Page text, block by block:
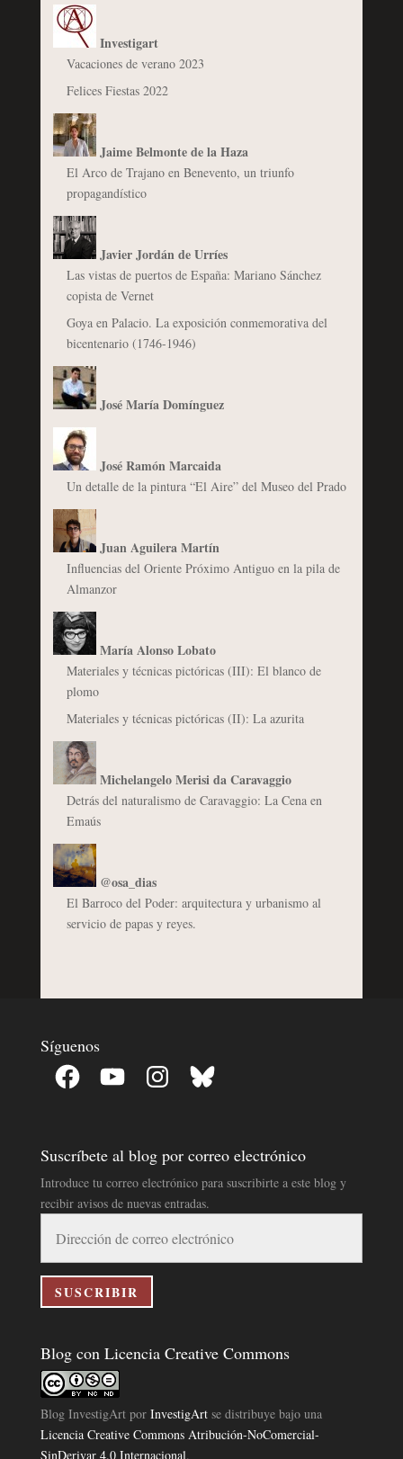
Investigart
Vacaciones de verano 2023
Felices Fiestas 2022
Jaime Belmonte de la Haza
El Arco de Trajano en Benevento, un triunfo
propagandístico
Javier Jordán de Urríes
Las vistas de puertos de España: Mariano Sánchez
copista de Vernet
Goya en Palacio. La exposición conmemorativa del
bicentenario (1746-1946)
José María Domínguez
José Ramón Marcaida
Un detalle de la pintura “El Aire” del Museo del Prado
Juan Aguilera Martín
Influencias del Oriente Próximo Antiguo en la pila de
Almanzor
María Alonso Lobato
Materiales y técnicas pictóricas (III): El blanco de
plomo
Materiales y técnicas pictóricas (II): La azurita
Michelangelo Merisi da Caravaggio
Detrás del naturalismo de Caravaggio: La Cena en
Emaús
@osa_dias
El Barroco del Poder: arquitectura y urbanismo al
servicio de papas y reyes.
Síguenos
Facebook YouTube InstagramBluesky
Suscríbete al blog por correo electrónico
Introduce tu correo electrónico para suscribirte a este blog y
recibir avisos de nuevas entradas.
correo
electrónico
SUSCRIBIR
Blog con Licencia Creative Commons
Blog InvestigArtpor InvestigArtse distribuye bajo una
Licencia Creative Commons Atribución-NoComercial-
SinDerivar 4.0 Internacional.